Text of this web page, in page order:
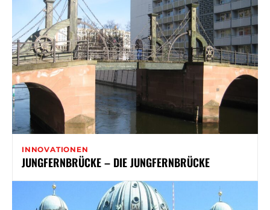
INNOVATIONEN
JUNGFERNBRÜCKE – DIE JUNGFERNBRÜCKE